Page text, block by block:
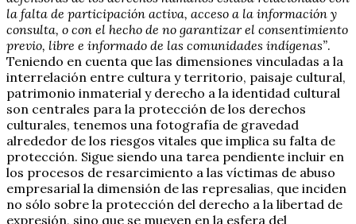
la falta de participación activa, acceso a la información y
consulta, o con el hecho de no garantizar el consentimiento
previo, libre e informado de las comunidades indígenas”.
Teniendo en cuenta que las dimensiones vinculadas a la
interrelación entre cultura y territorio, paisaje cultural,
patrimonio inmaterial y derecho a la identidad cultural
son centrales para la protección de los derechos
culturales, tenemos una fotografía de gravedad
alrededor de los riesgos vitales que implica su falta de
protección. Sigue siendo una tarea pendiente incluir en
los procesos de resarcimiento a las víctimas de abuso
empresarial la dimensión de las represalias, que inciden
no sólo sobre la protección del derecho a la libertad de
expresión, sino que se mueven en la esfera del